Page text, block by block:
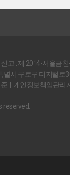
고 : 제 2014-서울금
시 구로구 디지털로
| 개인정보책임관리
reserved.